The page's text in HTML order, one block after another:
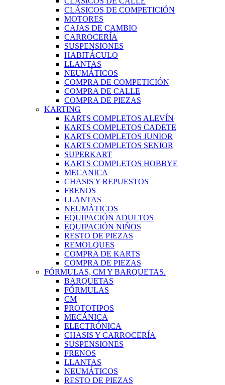
CLÁSICOS DE COMPETICIÓN
MOTORES
CAJAS DE CAMBIO
CARROCERÍA
SUSPENSIONES
HABITÁCULO
LLANTAS
NEUMÁTICOS
COMPRA DE COMPETICIÓN
COMPRA DE CALLE
COMPRA DE PIEZAS
KARTING
KARTS COMPLETOS ALEVÍN
KARTS COMPLETOS CADETE
KARTS COMPLETOS JUNIOR
KARTS COMPLETOS SENIOR
SUPERKART
KARTS COMPLETOS HOBBYE
MECANICA
CHASIS Y REPUESTOS
FRENOS
LLANTAS
NEUMÁTICOS
EQUIPACIÓN ADULTOS
EQUIPACIÓN NIÑOS
RESTO DE PIEZAS
REMOLQUES
COMPRA DE KARTS
COMPRA DE PIEZAS
FÓRMULAS, CM Y BARQUETAS.
BARQUETAS
FÓRMULAS
CM
PROTOTIPOS
MECÁNICA
ELECTRÓNICA
CHASIS Y CARROCERÍA
SUSPENSIONES
FRENOS
LLANTAS
NEUMÁTICOS
RESTO DE PIEZAS